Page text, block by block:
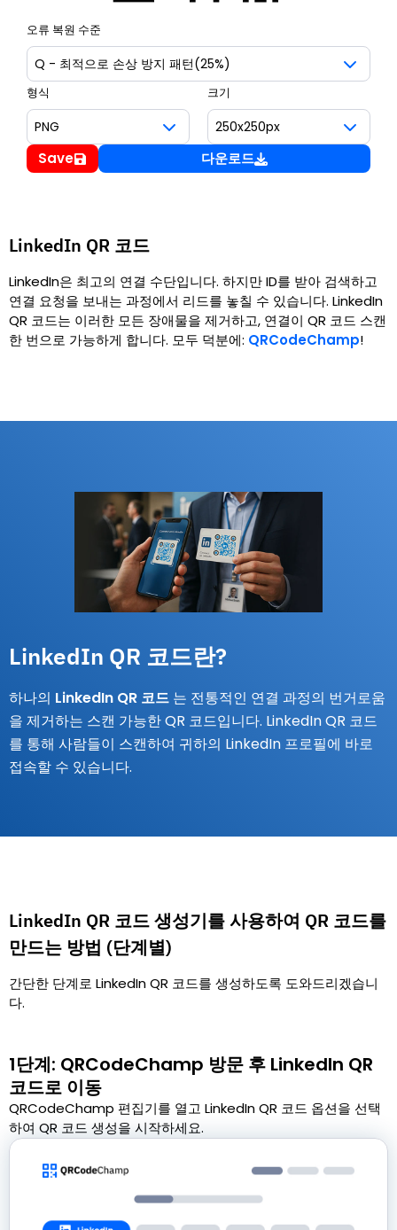
오류 복원 수준
형식 크기
Save 다운로드
LinkedIn QR 코드
LinkedIn은 최고의 연결 수단입니다. 하지만 ID를 받아 검색하고
연결 요청을 보내는 과정에서 리드를 놓칠 수 있습니다. LinkedIn
QR 코드는 이러한 모든 장애물을 제거하고, 연결이 QR 코드 스캔
한 번으로 가능하게 합니다. 모두 덕분에: QRCodeChamp!
LinkedIn QR 코드란?
하나의 LinkedIn QR 코드 는 전통적인 연결 과정의 번거로움
을 제거하는 스캔 가능한 QR 코드입니다. LinkedIn QR 코드
를 통해 사람들이 스캔하여 귀하의 LinkedIn 프로필에 바로
접속할 수 있습니다.
LinkedIn QR 코드 생성기를 사용하여 QR 코드를
만드는 방법 (단계별)
간단한 단계로 LinkedIn QR 코드를 생성하도록 도와드리겠습니
다.
1단계: QRCodeChamp 방문 후 LinkedIn QR
코드로 이동
QRCodeChamp 편집기를 열고 LinkedIn QR 코드 옵션을 선택
하여 QR 코드 생성을 시작하세요.